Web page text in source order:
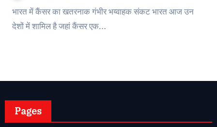
भारत में कैंसर का खतरनाक गंभीर भय्वाहक संकट भारत आज उन
देशों में शामिल है जहां कैंसर एक…
Pages